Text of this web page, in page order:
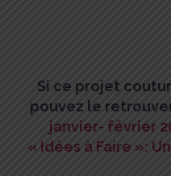
Si ce projet
pouvez le
janvier- février
« Idées à Faire »: